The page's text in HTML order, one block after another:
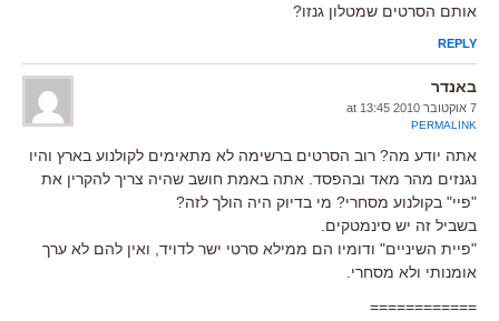
אותם הסרטים שמטלון גנזו?
REPLY
באנדר
7 אוקטובר 2010 at 13:45
PERMALINK
אתה יודע מה? רוב הסרטים ברשימה לא מתאימים לקולנוע בארץ והיו
נגנזים מהר מאד ובהפסד. אתה באמת חושב שהיה צריך להקרין את
"פיי" בקולנוע מסחרי? מי בדיוק היה הולך לזה?
בשביל זה יש סינמטקים.
"פיית השיניים" ודומיו הם ממילא סרטי ישר לדויד, ואין להם לא ערך
אומנותי ולא מסחרי.
============